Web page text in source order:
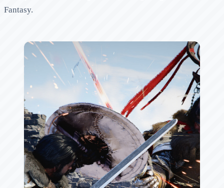
Fantasy.